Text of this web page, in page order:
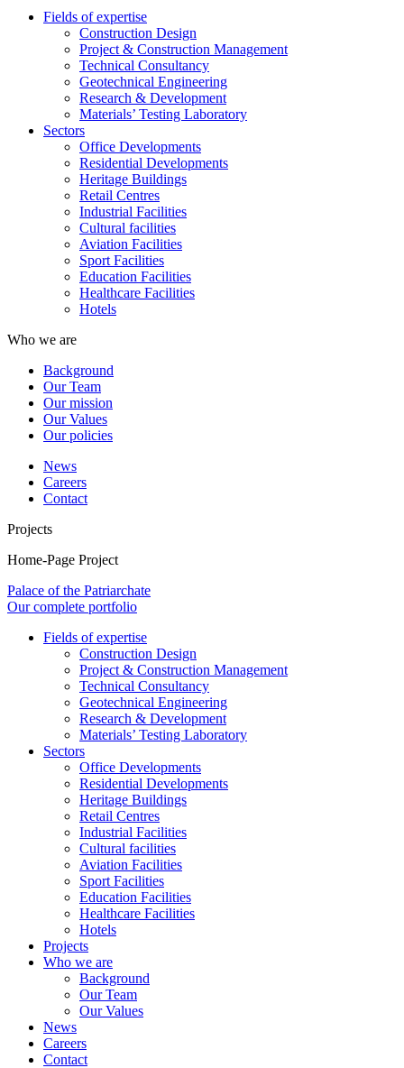
Fields of expertise
Construction Design
Project & Construction Management
Technical Consultancy
Geotechnical Engineering
Research & Development
Materials’ Testing Laboratory
Sectors
Office Developments
Residential Developments
Heritage Buildings
Retail Centres
Industrial Facilities
Cultural facilities
Aviation Facilities
Sport Facilities
Education Facilities
Healthcare Facilities
Hotels
Who we are
Background
Our Team
Our mission
Our Values
Our policies
News
Careers
Contact
Projects
Home-Page Project
Palace of the Patriarchate
Our complete portfolio
Fields of expertise
Construction Design
Project & Construction Management
Technical Consultancy
Geotechnical Engineering
Research & Development
Materials’ Testing Laboratory
Sectors
Office Developments
Residential Developments
Heritage Buildings
Retail Centres
Industrial Facilities
Cultural facilities
Aviation Facilities
Sport Facilities
Education Facilities
Healthcare Facilities
Hotels
Projects
Who we are
Background
Our Team
Our Values
News
Careers
Contact